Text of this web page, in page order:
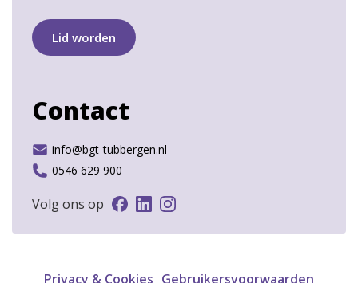
Lid worden
Contact
info@bgt-tubbergen.nl
0546 629 900
Volg ons op
Privacy & Cookies Gebruikersvoorwaarden